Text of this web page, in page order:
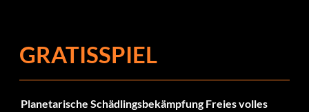
GRATISSPIEL
Planetarische Schädlingsbekämpfung Freies volles